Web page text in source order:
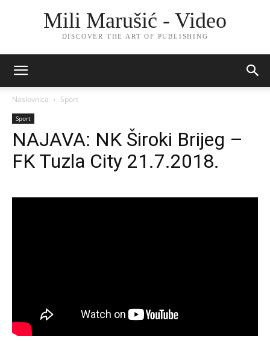
Mili Marušić - Video
DISCOVER THE ART OF PUBLISHING
Naslovnica Sport
Sport
NAJAVA: NK Široki Brijeg –
FK Tuzla City 21.7.2018.